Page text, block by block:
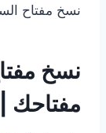
نسخ مفتاح
نسخ
مفتاحك |